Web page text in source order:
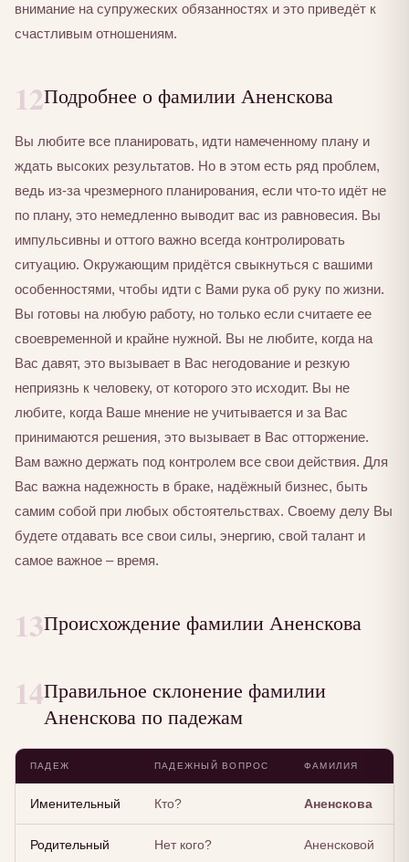
внимание на супружеских обязанностях и это приведёт к
счастливым отношениям.
12Подробнее о фамилии Аненскова
Вы любите все планировать, идти намеченному плану и
ждать высоких результатов. Но в этом есть ряд проблем,
ведь из-за чрезмерного планирования, если что-то идёт не
по плану, это немедленно выводит вас из равновесия. Вы
импульсивны и оттого важно всегда контролировать
ситуацию. Окружающим придётся свыкнуться с вашими
особенностями, чтобы идти с Вами рука об руку по жизни.
Вы готовы на любую работу, но только если считаете ее
своевременной и крайне нужной. Вы не любите, когда на
Вас давят, это вызывает в Вас негодование и резкую
неприязнь к человеку, от которого это исходит. Вы не
любите, когда Ваше мнение не учитывается и за Вас
принимаются решения, это вызывает в Вас отторжение.
Вам важно держать под контролем все свои действия. Для
Вас важна надежность в браке, надёжный бизнес, быть
самим собой при любых обстоятельствах. Своему делу Вы
будете отдавать все свои силы, энергию, свой талант и
самое важное – время.
13Происхождение фамилии Аненскова
14Правильное склонение фамилии
Аненскова по падежам
ПАДЕЖ ПАДЕЖНЫЙ ВОПРОС ФАМИЛИЯ
Именительный Кто? Аненскова
Родительный Нет кого? Аненсковой